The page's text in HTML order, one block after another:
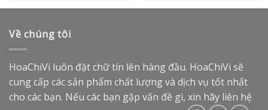
Về chúng tôi
HoaChiVi luôn đặt chữ tín lên hàng đầu. HoaChiVi sẽ
cung cấp các sản phẩm chất lượng và dịch vụ tốt nhất
cho các bạn. Nếu các bạn gặp vấn đề gì, xin hãy liên hệ